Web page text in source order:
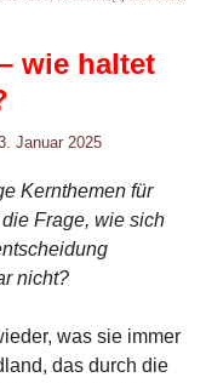
wie haltet
Januar 2025
Kernthemen für
Frage, wie sich
nicht?
was sie immer
das durch die